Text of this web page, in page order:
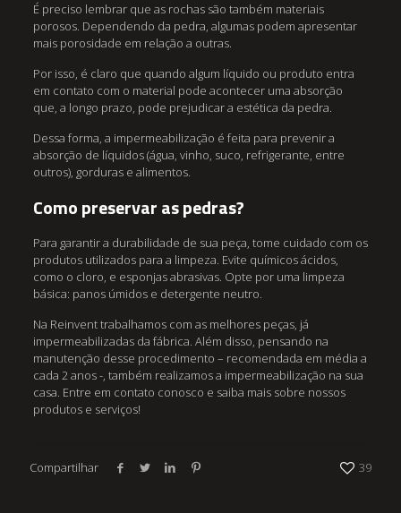
É preciso lembrar que as rochas são também materiais
porosos. Dependendo da pedra, algumas podem apresentar
mais porosidade em relação a outras.
Por isso, é claro que quando algum líquido ou produto entra
em contato com o material pode acontecer uma absorção
que, a longo prazo, pode prejudicar a estética da pedra.
Dessa forma, a impermeabilização é feita para prevenir a
absorção de líquidos (água, vinho, suco, refrigerante, entre
outros), gorduras e alimentos.
Como preservar as pedras?
Para garantir a durabilidade de sua peça, tome cuidado com os
produtos utilizados para a limpeza. Evite químicos ácidos,
como o cloro, e esponjas abrasivas. Opte por uma limpeza
básica: panos úmidos e detergente neutro.
Na Reinvent trabalhamos com as melhores peças, já
impermeabilizadas da fábrica. Além disso, pensando na
manutenção desse procedimento – recomendada em média a
cada 2 anos -, também realizamos a impermeabilização na sua
casa. Entre em contato conosco e saiba mais sobre nossos
produtos e serviços!
Compartilhar 39